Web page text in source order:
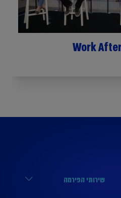
Work
שירותי הפירמה